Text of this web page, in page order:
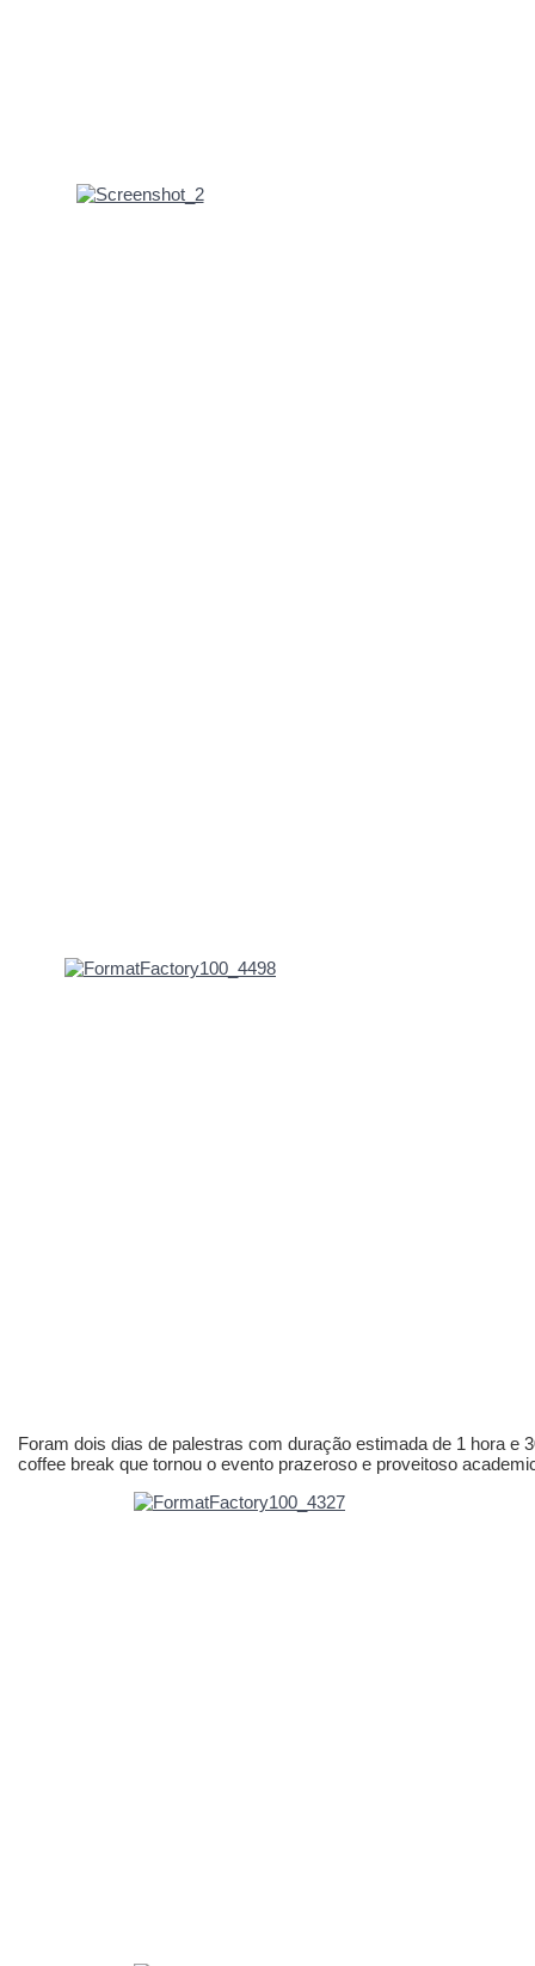
Foram dois dias de palestras com duração estimada de 1 hora e
coffee break que tornou o evento prazeroso e proveitoso